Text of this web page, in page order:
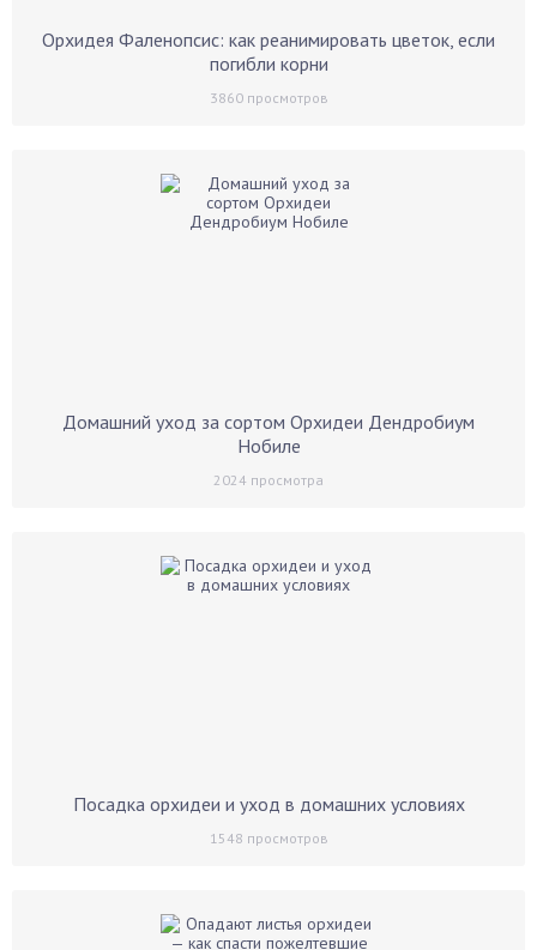
Орхидея Фаленопсис: как реанимировать цветок, если
погибли корни
3860просмотров
Домашний уход за сортом Орхидеи Дендробиум
Нобиле
2024 просмотра
Посадка орхидеи и уход в домашних условиях
1548 просмотров